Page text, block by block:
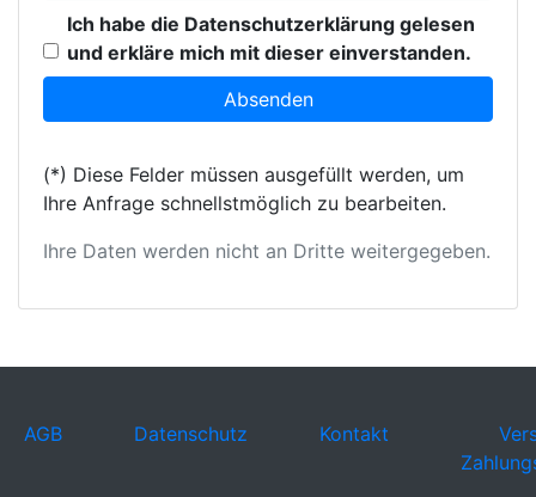
Ich habe die Datenschutzerklärung gelesen
und erkläre mich mit dieser einverstanden.
(*) Diese Felder müssen ausgefüllt werden, um
Ihre Anfrage schnellstmöglich zu bearbeiten.
Ihre Daten werden nicht an Dritte weitergegeben.
AGB Datenschutz Kontakt